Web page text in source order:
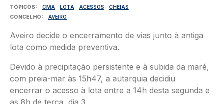
TÓPICOS CMA LOTA ACESSOS
CHEIAS
CONCELHO
AVEIRO
Aveiro decide o encerramento de vias junto à antiga
lota como medida preventiva.
Devido à precipitação persistente e à subida da maré,
com preia-mar às 15h47, a autarquia decidiu
encerrar o acesso à lota entre a 14h desta segunda e
as 8h de terça, dia 3.